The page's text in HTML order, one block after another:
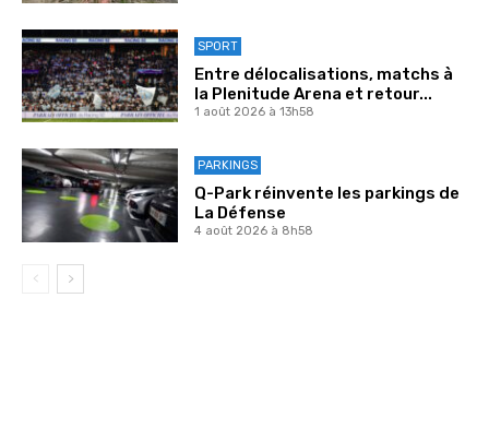
SPORT
Entre délocalisations, matchs à
la Plenitude Arena et retour...
1 août 2026 à 13h58
PARKINGS
Q-Park réinvente les parkings de
La Défense
4 août 2026 à 8h58